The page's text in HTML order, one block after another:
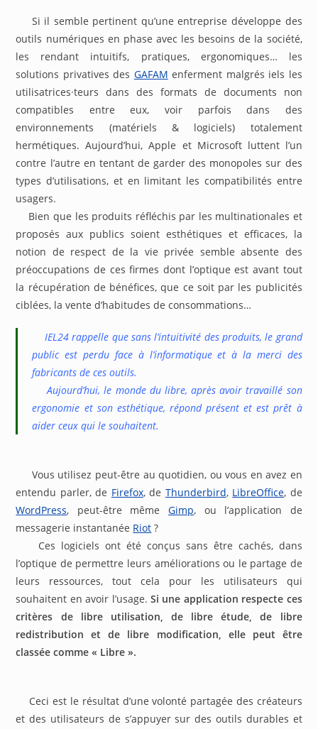
Si il semble pertinent qu’une entreprise développe des
outils numériques en phase avec les besoins de la société,
les rendant intuitifs, pratiques, ergonomiques… les
solutions privatives des GAFAM enferment malgrés iels les
utilisatrices·teurs dans des formats de documents non
compatibles entre eux, voir parfois dans des
environnements (matériels & logiciels) totalement
hermétiques. Aujourd’hui, Apple et Microsoft luttent l’un
contre l’autre en tentant de garder des monopoles sur des
types d’utilisations, et en limitant les compatibilités entre
usagers.
Bien que les produits réfléchis par les multinationales et
proposés aux publics soient esthétiques et efficaces, la
notion de respect de la vie privée semble absente des
préoccupations de ces firmes dont l’optique est avant tout
la récupération de bénéfices, que ce soit par les publicités
ciblées, la vente d’habitudes de consommations…
IEL24 rappelle que sans l’intuitivité des produits, le grand
public est perdu face à l’informatique et à la merci des
fabricants de ces outils.
Aujourd’hui, le monde du libre, après avoir travaillé son
ergonomie et son esthétique, répond présent et est prêt à
aider ceux qui le souhaitent.
Vous utilisez peut-être au quotidien, ou vous en avez en
entendu parler, de Firefox, de Thunderbird, LibreOffice, de
WordPress, peut-être même Gimp, ou l’application de
messagerie instantanée Riot ?
Ces logiciels ont été conçus sans être cachés, dans
l’optique de permettre leurs améliorations ou le partage de
leurs ressources, tout cela pour les utilisateurs qui
souhaitent en avoir l’usage. Si une application respecte ces
critères de libre utilisation, de libre étude, de libre
redistribution et de libre modification, elle peut être
classée comme « Libre ».
Ceci est le résultat d’une volonté partagée des créateurs
et des utilisateurs de s’appuyer sur des outils durables et